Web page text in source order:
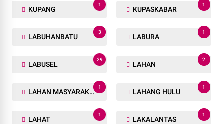
KUPANG
1
KUPASKABAR
1
LABUHANBATU
3
LABURA
1
LABUSEL
29
LAHAN
2
LAHAN MASYARAKAT
1
LAHANG HULU
1
LAHAT
1
LAKALANTAS
1